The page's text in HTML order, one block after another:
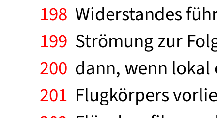
198 Widerstandes
199 Strömung zur
200 dann, wenn lokal
201 Flugkörpers